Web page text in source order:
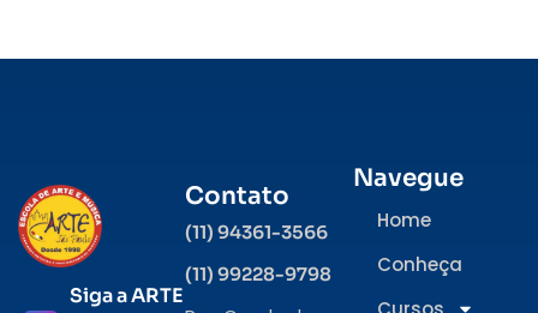
Siga a ARTE
Contato
(11) 94361-3566
(11) 99228-9798
Navegue
Home
Conheça